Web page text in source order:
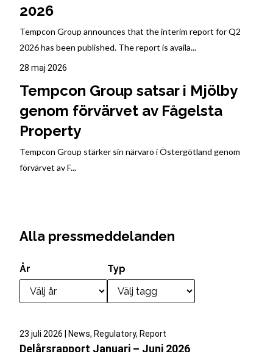
2026
Tempcon Group announces that the interim report for Q2
2026 has been published. The report is availa...
28 maj 2026
Tempcon Group satsar i Mjölby
genom förvärvet av Fågelsta
Property
Tempcon Group stärker sin närvaro i Östergötland genom
förvärvet av F...
Alla pressmeddelanden
År Typ
23 juli 2026 | News, Regulatory, Report
Delårsrapport Januari – Juni 2026